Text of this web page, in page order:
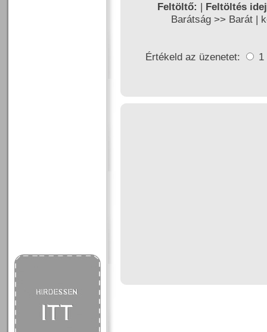
Feltöltő: | Feltöltés
Barátság >> Barát |
Értékeld az üzenetet: 1